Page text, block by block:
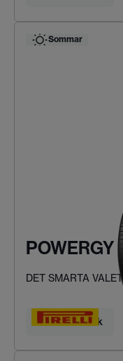
Sommar
POWERGY
DET SMARTA VALET
Hitta ditt däck